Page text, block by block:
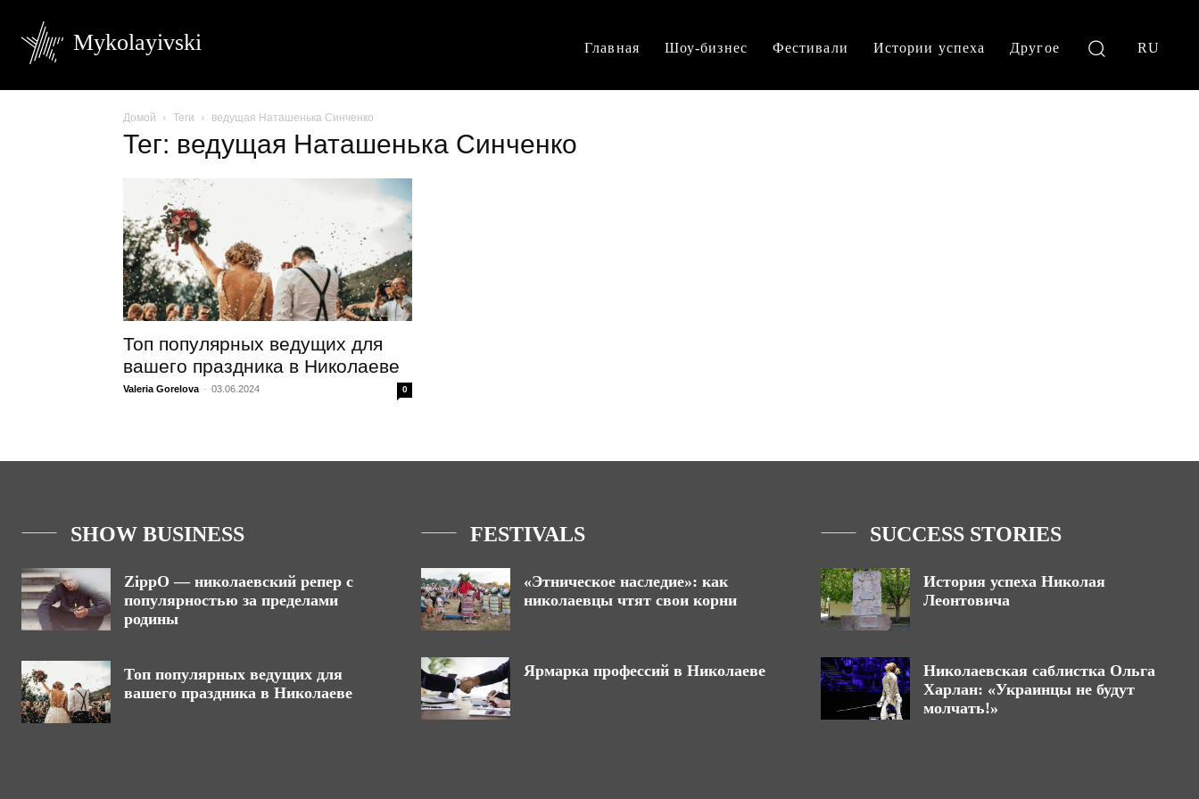
Mykolayivski Главная Шоу-бизнес Фестивали Истории успеха Другое RU
Домой Теги ведущая Наташенька Синченко
Тег: ведущая Наташенька Синченко
Топ популярных ведущих для
вашего праздника в Николаеве
Valeria Gorelova - 03.06.2024 0
SHOW BUSINESS
ZippO — николаевский репер с
популярностью за пределами
родины
Топ популярных ведущих для
вашего праздника в Николаеве
FESTIVALS
«Этническое наследие»: как
николаевцы чтят свои корни
Ярмарка профессий в Николаеве
SUCCESS STORIES
История успеха Николая
Леонтовича
Николаевская саблистка Ольга
Харлан: «Украинцы не будут
молчать!»